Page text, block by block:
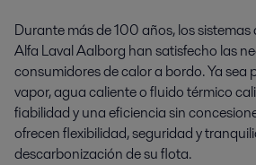
Durante más de 100 años, los
Alfa Laval Aalborg han satisfecho las
consumidores de calor a bordo. Ya
vapor, agua caliente o fluido térmico
fiabilidad y una eficiencia sin
ofrecen flexibilidad, seguridad y
descarbonización de su flota.